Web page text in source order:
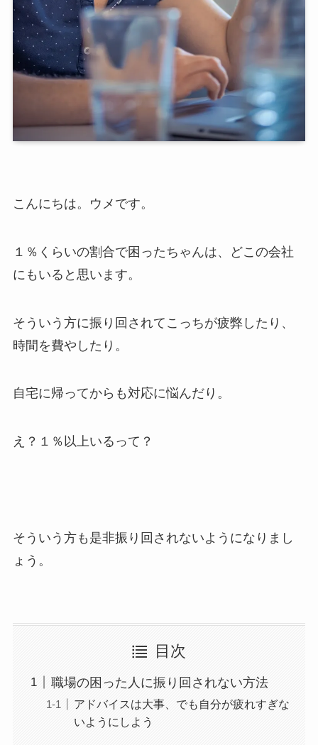
こんにちは。ウメです。
１％くらいの割合で困ったちゃんは、どこの会社
にもいると思います。
そういう方に振り回されてこっちが疲弊したり、
時間を費やしたり。
自宅に帰ってからも対応に悩んだり。
え？１％以上いるって？
そういう方も是非振り回されないようになりまし
ょう。
目次
職場の困った人に振り回されない方法
アドバイスは大事、でも自分が疲れすぎな
いようにしよう